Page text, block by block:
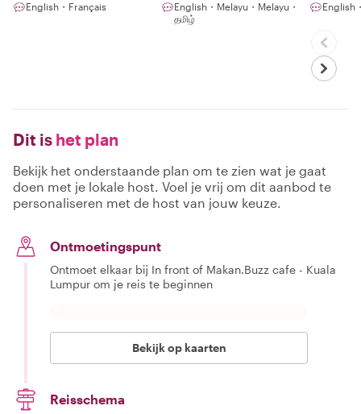
English・Français
English・Melayu・Melayu・
தமிழ்
English
Dit is het plan
Bekijk het onderstaande plan om te zien wat je gaat
doen met je lokale host. Voel je vrij om dit aanbod te
personaliseren met de host van jouw keuze.
Ontmoetingspunt
Ontmoet elkaar bij In front of Makan.Buzz cafe - Kuala
Lumpur om je reis te beginnen
Bekijk op kaarten
Reisschema